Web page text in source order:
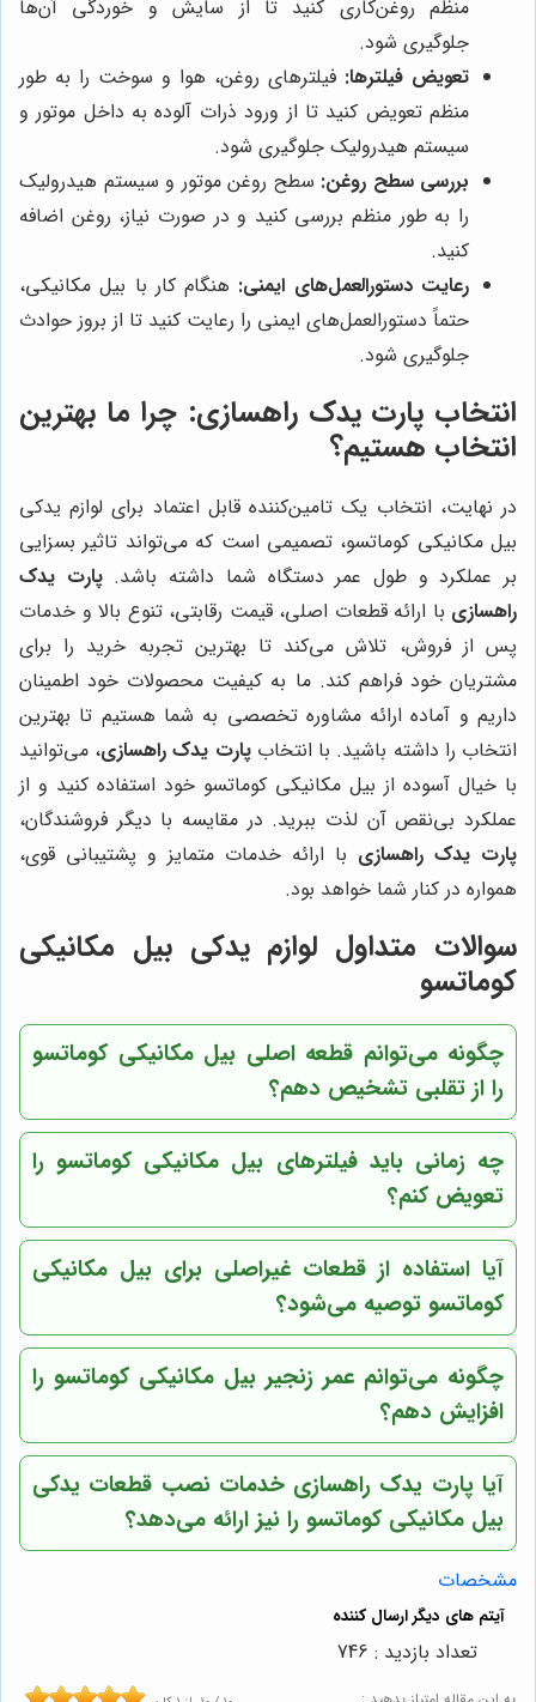
منظم روغن‌کاری کنید تا از سایش و خوردگی آن‌ها
جلوگیری شود.
تعویض فیلترها: فیلترهای روغن، هوا و سوخت را به طور
منظم تعویض کنید تا از ورود ذرات آلوده به داخل موتور و
سیستم هیدرولیک جلوگیری شود.
بررسی سطح روغن: سطح روغن موتور و سیستم هیدرولیک
را به طور منظم بررسی کنید و در صورت نیاز، روغن اضافه
کنید.
رعایت دستورالعمل‌های ایمنی: هنگام کار با بیل مکانیکی،
حتماً دستورالعمل‌های ایمنی را رعایت کنید تا از بروز حوادث
جلوگیری شود.
انتخاب پارت یدک راهسازی: چرا ما بهترین
انتخاب هستیم؟
در نهایت، انتخاب یک تامین‌کننده قابل اعتماد برای لوازم یدکی
بیل مکانیکی کوماتسو، تصمیمی است که می‌تواند تاثیر بسزایی
بر عملکرد و طول عمر دستگاه شما داشته باشد.پارت یدک
راهسازی با ارائه قطعات اصلی، قیمت رقابتی، تنوع بالا و خدمات
پس از فروش، تلاش می‌کند تا بهترین تجربه خرید را برای
مشتریان خود فراهم کند. ما به کیفیت محصولات خود اطمینان
داریم و آماده ارائه مشاوره تخصصی به شما هستیم تا بهترین
انتخاب را داشته باشید. با انتخابپارت یدک راهسازی، می‌توانید
با خیال آسوده از بیل مکانیکی کوماتسو خود استفاده کنید و از
عملکرد بی‌نقص آن لذت ببرید. در مقایسه با دیگر فروشندگان،
پارت یدک راهسازی با ارائه خدمات متمایز و پشتیبانی قوی،
همواره در کنار شما خواهد بود.
سوالات متداول لوازم یدکی بیل مکانیکی
کوماتسو
چگونه می‌توانم قطعه اصلی بیل مکانیکی کوماتسو
را از تقلبی تشخیص دهم؟
چه زمانی باید فیلترهای بیل مکانیکی کوماتسو را
تعویض کنم؟
آیا استفاده از قطعات غیراصلی برای بیل مکانیکی
کوماتسو توصیه می‌شود؟
چگونه می‌توانم عمر زنجیر بیل مکانیکی کوماتسو را
افزایش دهم؟
آیاپارت یدک راهسازی خدمات نصب قطعات یدکی
بیل مکانیکی کوماتسو را نیز ارائه می‌دهد؟
مشخصات
تعداد بازدید : 746